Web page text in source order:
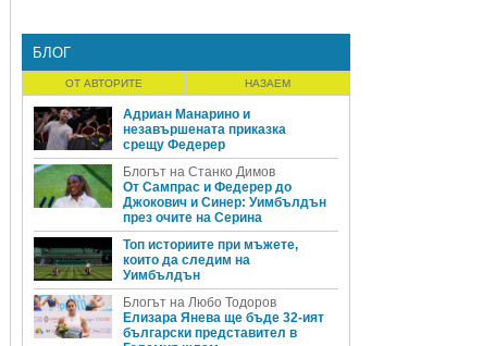
БЛОГ
ОТ АВТОРИТЕ НАЗАЕМ
Адриан Манарино и
незавършената приказка
срещу Федерер
Блогът на Станко Димов
От Сампрас и Федерер до
Джокович и Синер: Уимбълдън
през очите на Серина
Топ историите при мъжете,
които да следим на
Уимбълдън
Блогът на Любо Тодоров
Елизара Янева ще бъде 32-ият
български представител в